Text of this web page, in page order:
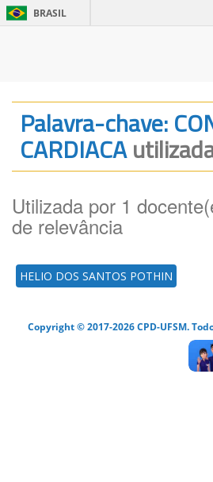
BRASIL
Palavra-chave:
CARDIACA
Utilizada por 1
de relevância
HELIO DOS SANTOS POTHIN
Copyright © 2017-2026 CPD-UFSM.